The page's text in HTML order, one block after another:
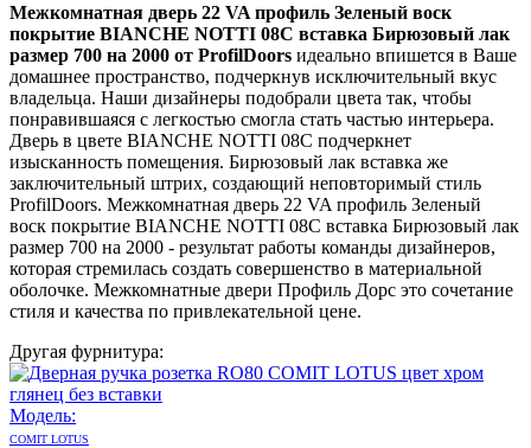
Межкомнатная дверь 22 VA профиль Зеленый воск
покрытие BIANCHE NOTTI 08C вставка Бирюзовый лак
размер 700 на 2000 от ProfilDoors идеально впишется в Ваше
домашнее пространство, подчеркнув исключительный вкус
владельца. Наши дизайнеры подобрали цвета так, чтобы
понравившаяся с легкостью смогла стать частью интерьера.
Дверь в цвете BIANCHE NOTTI 08C подчеркнет
изысканность помещения. Бирюзовый лак вставка же
заключительный штрих, создающий неповторимый стиль
ProfilDoors. Межкомнатная дверь 22 VA профиль Зеленый
воск покрытие BIANCHE NOTTI 08C вставка Бирюзовый лак
размер 700 на 2000 - результат работы команды дизайнеров,
которая стремилась создать совершенство в материальной
оболочке. Межкомнатные двери Профиль Дорс это сочетание
стиля и качества по привлекательной цене.
Другая фурнитура:
Модель:
COMIT LOTUS